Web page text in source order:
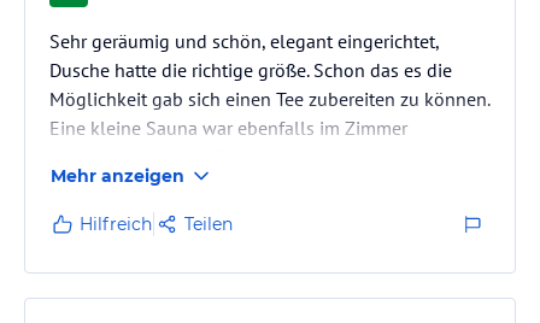
Sehr geräumig und schön, elegant eingerichtet,
Dusche hatte die richtige größe. Schon das es die
Möglichkeit gab sich einen Tee zubereiten zu können.
Eine kleine Sauna war ebenfalls im Zimmer
Dankeschön
Mehr anzeigen
Hilfreich Teilen